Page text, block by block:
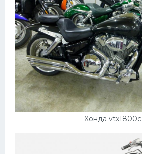
Хонда vtx1800c
Киа
Танки
Крайслер
Порше
Самолеты
Корабли